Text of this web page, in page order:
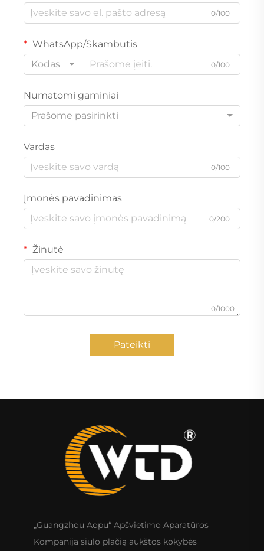
0/100
WhatsApp/Skambutis
Kodas
0/100
Numatomi gaminiai
Prašome pasirinkti
Vardas
0/100
Įmonės pavadinimas
0/200
Žinutė
0/1000
Pateikti
„Guangzhou Aopu“ Apšvietimo Aparatūros
Kompanija siūlo plačią aukštos kokybės